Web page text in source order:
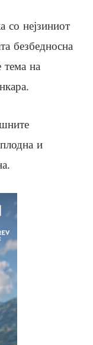
со нејзиниот
безбедносна
тема на
и